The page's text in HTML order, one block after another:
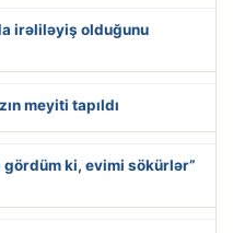
irəliləyiş olduğunu
meyiti tapıldı
gördüm ki, evimi sökürlər”